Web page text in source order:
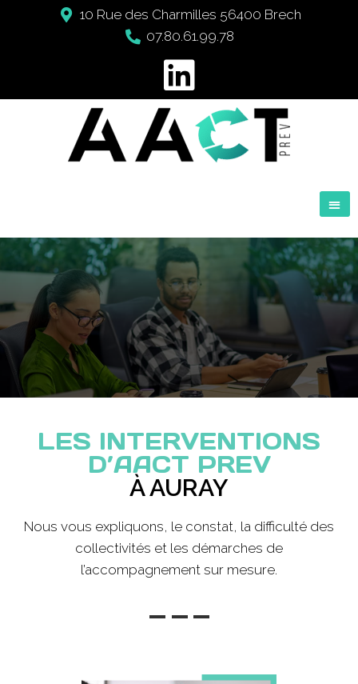
10 Rue des Charmilles 56400 Brech
07.80.61.99.78
LES INTERVENTIONS
D’AACT PREV
À AURAY
Nous vous expliquons, le constat, la difficulté des
collectivités et les démarches de
l’accompagnement sur mesure.